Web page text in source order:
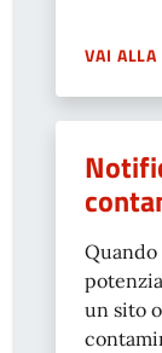
VAI
Quando
un sito